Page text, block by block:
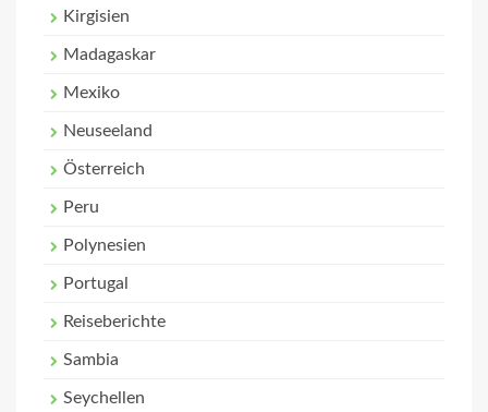
Kirgisien
Madagaskar
Mexiko
Neuseeland
Österreich
Peru
Polynesien
Portugal
Reiseberichte
Sambia
Seychellen